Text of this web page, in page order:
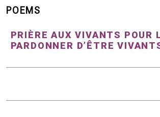
POEMS
PRIÈRE AUX VIVANTS POUR
PARDONNER D’ÊTRE